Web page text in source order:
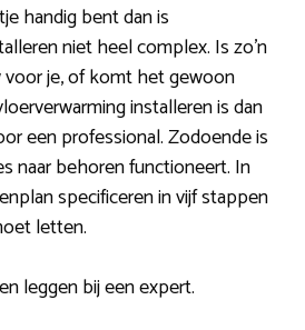
handig bent dan is
niet heel complex. Is zo’n
je, of komt het gewoon
installeren is dan
een professional. Zodoende is
naar behoren functioneert. In
specificeren in vijf stappen
letten.
leggen bij een expert.